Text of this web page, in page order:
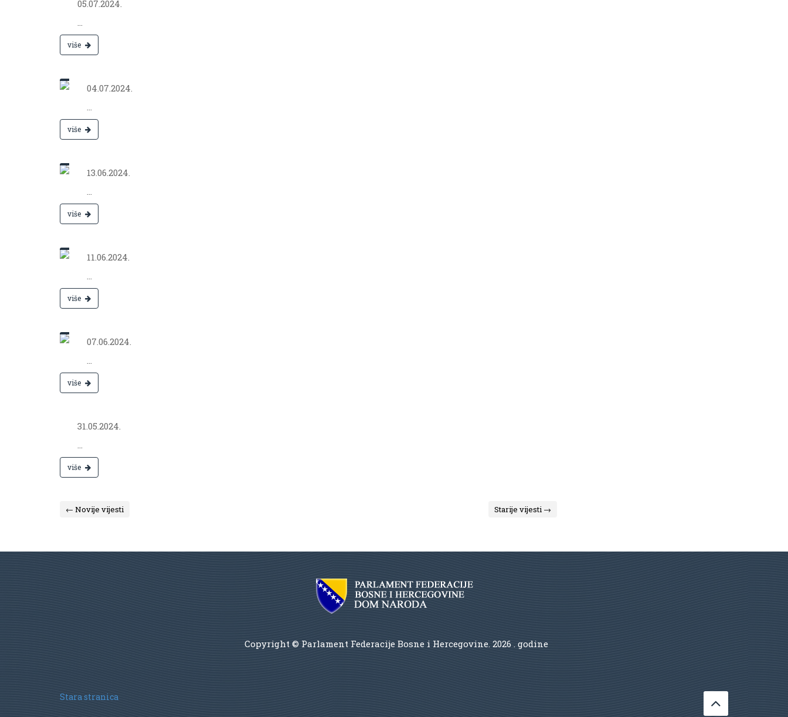
05.07.2024.
...
više
04.07.2024.
...
više
13.06.2024.
...
više
11.06.2024.
...
više
07.06.2024.
...
više
31.05.2024.
...
više
← Novije vijesti Starije vijesti →
Copyright © Parlament Federacije Bosne i Hercegovine. 2026 . godine
Stara stranica